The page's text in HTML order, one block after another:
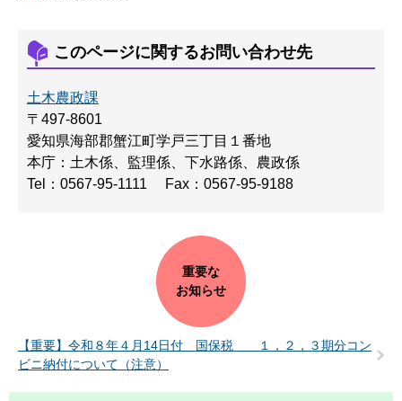
このページに関するお問い合わせ先
土木農政課
〒497-8601
愛知県海部郡蟹江町学戸三丁目１番地
本庁：土木係、監理係、下水路係、農政係
Tel：0567-95-1111
Fax：0567-95-9188
重要な
お知らせ
【重要】令和８年４月14日付 国保税 １，２，３期分コン
ビニ納付について（注意）